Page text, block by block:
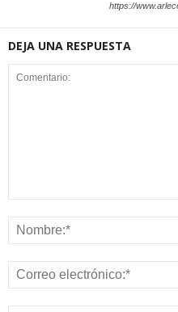
https://
DEJA UNA RESPUESTA